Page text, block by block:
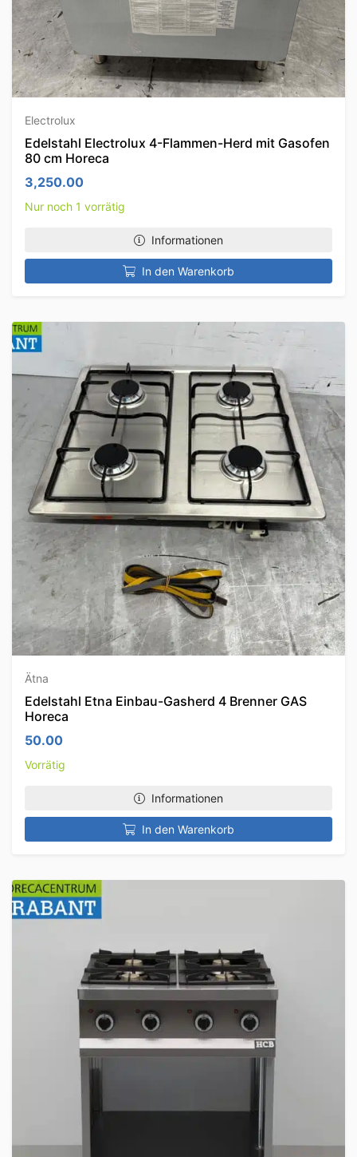
Electrolux
Edelstahl Electrolux 4-Flammen-Herd mit Gasofen
80 cm Horeca
3,250.00
Nur noch 1 vorrätig
Informationen
In den Warenkorb
Ätna
Edelstahl Etna Einbau-Gasherd 4 Brenner GAS
Horeca
50.00
Vorrätig
Informationen
In den Warenkorb